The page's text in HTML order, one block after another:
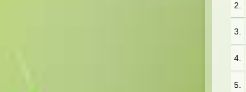
2.
3.
4.
5.